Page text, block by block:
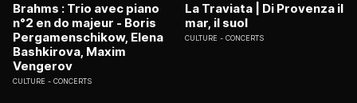
Brahms : Trio avec piano
n°2 en do majeur - Boris
Pergamenschikow, Elena
Bashkirova, Maxim
Vengerov
CULTURE CONCERTS
La Traviata | Di Provenza il
mar, il suol
CULTURE CONCERTS